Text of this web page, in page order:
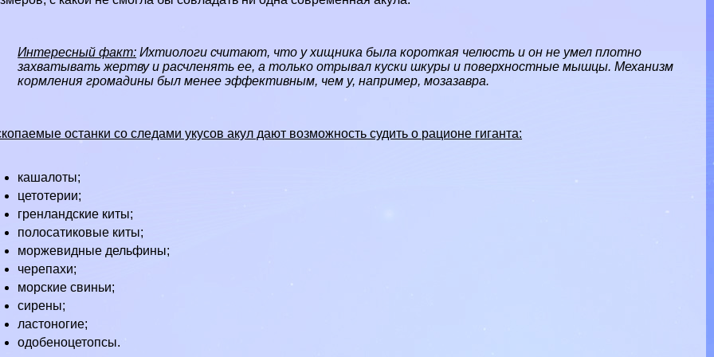
Интересный факт: Ихтиологи считают, что у хищника была короткая челюсть и он не умел плотно
захватывать жертву и расчлeнять ее, а только отрывал куски шкуры и поверхностные мышцы. Механизм
кормления громадины был менее эффективным, чем у, например, мозазавра.
останки со следами укусов акул дают возможность судить о рационе гиганта:
кашалоты;
цетотерии;
гренландские киты;
полосатиковые киты;
моржевидныедельфины;
черепахи;
морские свиньи;
сирены;
ластоногие;
одобеноцетопсы.